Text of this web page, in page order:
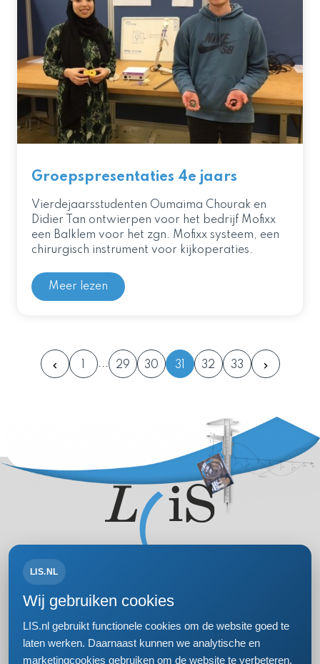
Groepspresentaties 4e jaars
Vierdejaarsstudenten Oumaima Chourak en
Didier Tan ontwierpen voor het bedrijf Mofixx
een Balklem voor het zgn. Mofixx systeem, een
chirurgisch instrument voor kijkoperaties.
Meer lezen
1 29 30 31 32 33
Volg ons op:
LIS.NL
Wij gebruiken cookies
LIS.nl gebruikt functionele cookies om de website goed te
laten werken. Daarnaast kunnen we analytische en
marketingcookies gebruiken om de website te verbeteren,